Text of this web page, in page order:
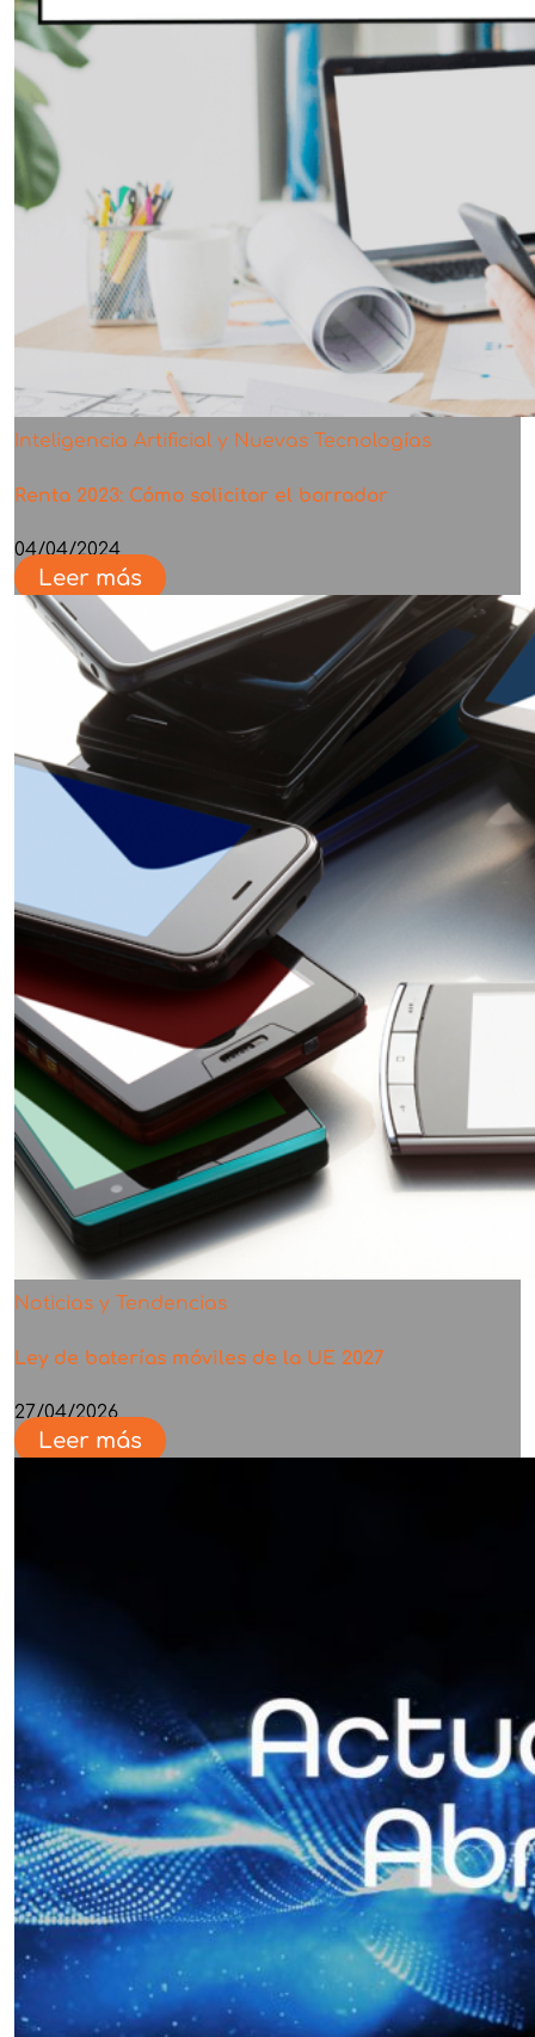
Inteligencia Artificial y Nuevas Tecnologías
Renta 2023: Cómo solicitar el borrador
04/04/2024
Leer más
Noticias y Tendencias
Ley de baterías móviles de la UE 2027
27/04/2026
Leer más